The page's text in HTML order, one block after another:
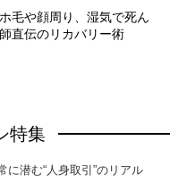
毛や顔周り、湿気で死ん
直伝のリカバリー術
特集
に潜む“人身取引”のリアル